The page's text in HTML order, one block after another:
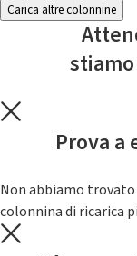
Carica altre colonnine
Prova
Non abbiamo
colonnina di ricarica